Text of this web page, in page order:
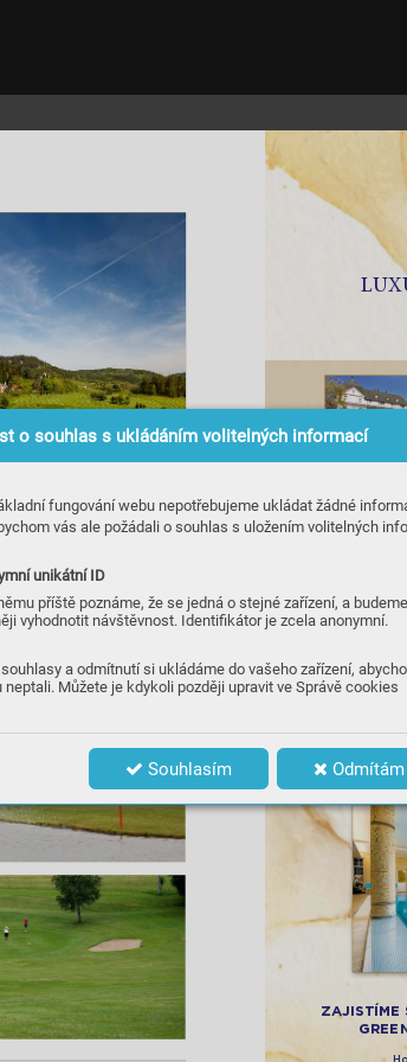
o souhlas s ukládáním volitelných informací
fungování webu nepotřebujeme ukládat žádné
vás ale požádali o souhlas s uložením volitelných
unikátní ID
příště poznáme, že se jedná o stejné zařízení, a
vyhodnotit návštěvnost. Identifikátor je zcela anonymní.
a odmítnutí si ukládáme do vašeho zařízení,
neptali. Můžete je kdykoli později upravit ve Správě cookies
Souhlasím Odmítám
L
ZAJISTÍME
GREE